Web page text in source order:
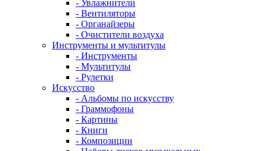
- Увлажнители
- Вентиляторы
- Органайзеры
- Очистители воздуха
Инструменты и мультитулы
- Инструменты
- Мультитулы
- Рулетки
Искусство
- Альбомы по искусству
- Граммофоны
- Картины
- Книги
- Композиции